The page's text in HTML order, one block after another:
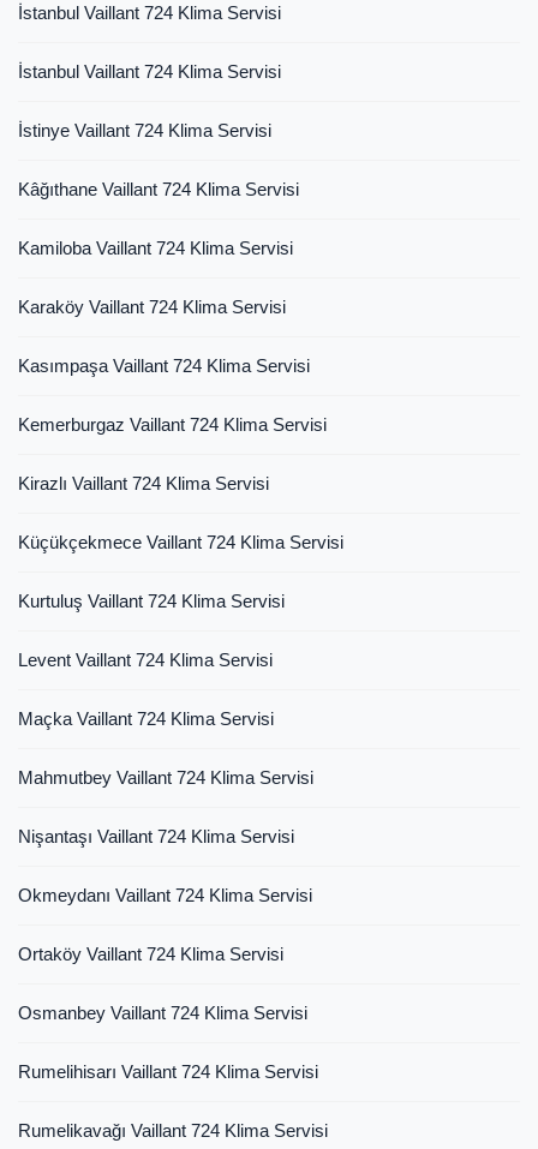
İstanbul Vaillant 724 Klima Servisi
İstanbul Vaillant 724 Klima Servisi
İstinye Vaillant 724 Klima Servisi
Kâğıthane Vaillant 724 Klima Servisi
Kamiloba Vaillant 724 Klima Servisi
Karaköy Vaillant 724 Klima Servisi
Kasımpaşa Vaillant 724 Klima Servisi
Kemerburgaz Vaillant 724 Klima Servisi
Kirazlı Vaillant 724 Klima Servisi
Küçükçekmece Vaillant 724 Klima Servisi
Kurtuluş Vaillant 724 Klima Servisi
Levent Vaillant 724 Klima Servisi
Maçka Vaillant 724 Klima Servisi
Mahmutbey Vaillant 724 Klima Servisi
Nişantaşı Vaillant 724 Klima Servisi
Okmeydanı Vaillant 724 Klima Servisi
Ortaköy Vaillant 724 Klima Servisi
Osmanbey Vaillant 724 Klima Servisi
Rumelihisarı Vaillant 724 Klima Servisi
Rumelikavağı Vaillant 724 Klima Servisi